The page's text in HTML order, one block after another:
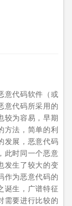
意代码软件（或
意代码所采用的
较为容易，早期
方法，简单的利
发展，恶意代码
此时同一个恶意
发生了较大的变
作为恶意代码的
诞生，广谱特征
需要进行比较的